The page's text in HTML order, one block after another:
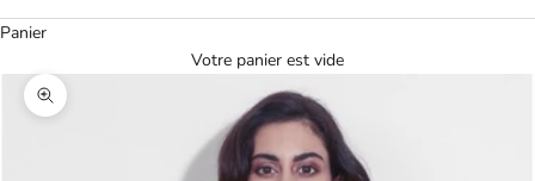
Panier
Votre panier est vide
Zoomer sur l'image